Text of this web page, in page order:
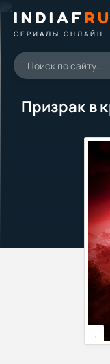
INDIAFRU
СЕРИАЛЫ ОНЛАЙН
Призрак в
,